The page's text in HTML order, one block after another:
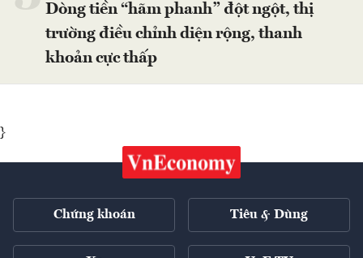
Dòng tiền “hãm phanh” đột ngột, thị
trường điều chỉnh diện rộng, thanh
khoản cực thấp
}
Chứng khoán Tiêu & Dùng